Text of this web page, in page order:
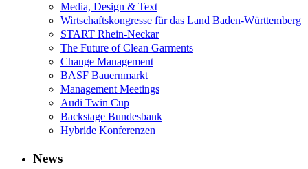
Media, Design & Text
Wirtschaftskongresse für das Land Baden-Württemberg
START Rhein-Neckar
The Future of Clean Garments
Change Management
BASF Bauernmarkt
Management Meetings
Audi Twin Cup
Backstage Bundesbank
Hybride Konferenzen
News